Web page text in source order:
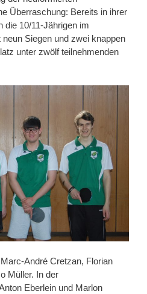
Überraschung: Bereits in ihrer
die 10/11-Jährigen im
Siegen und zwei knappen
unter zwölf teilnehmenden
André Cretzan, Florian
Müller. In der
Eberlein und Marlon